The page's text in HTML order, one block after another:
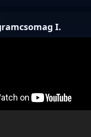
I.